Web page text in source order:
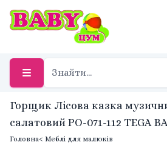
Горщик Лісова казка
салатовий PO-071-112 TEGA
Головна< Меблі для малюків